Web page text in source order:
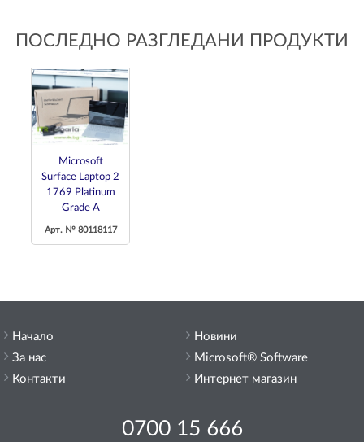
ПОСЛЕДНО РАЗГЛЕДАНИ ПРОДУКТИ
Microsoft
Surface Laptop 2
1769 Platinum
Grade A
Арт. № 80118117
Начало
За нас
Контакти
0700 15 666
Новини
Microsoft® Software
Интернет магазин